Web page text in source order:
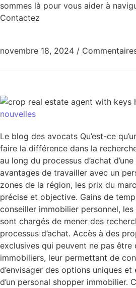
sommes là pour vous aider à
Contactez
novembre 18, 2024 /
nouvelles
Le blog des avocats Qu’est-ce
faire la différence dans la
au long du processus d’achat
avantages de travailler avec un
zones de la région, les prix du
précise et objective. Gains de
conseiller immobilier personnel,
sont chargés de mener des
processus d’achat. Accès à des
exclusives qui peuvent ne pas être
immobiliers, leur permettant de
d’envisager des options uniques
d’un personal shopper